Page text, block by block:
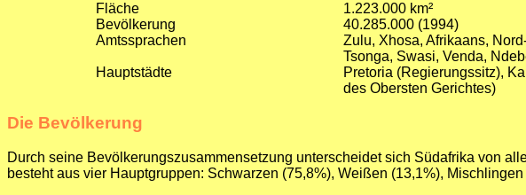
Fläche
1.223.000 km²
Bevölkerung
40.285.000 (1994)
Amtssprachen
Zulu, Xhosa, Afrikaans,
Tsonga, Swasi, Venda,
Hauptstädte
Pretoria (Regierungssitz),
des Obersten Gerichtes)
Die Bevölkerung
Durch seine Bevölkerungszusammensetzung unterscheidet sich Südafrika von
besteht aus vier Hauptgruppen: Schwarzen (75,8%), Weißen (13,1%),